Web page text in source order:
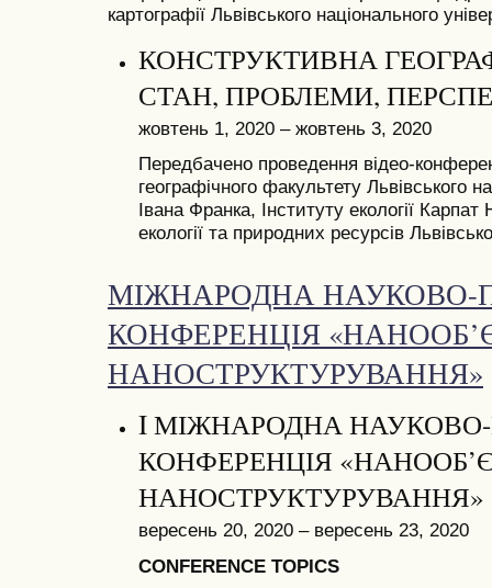
картографії Львівського національного
КОНСТРУКТИВНА
СТАН, ПРОБЛЕМИ,
жовтень 1, 2020 – жовтень 3, 2020
Передбачено проведення відео-
географічного факультету Львівського
Івана Франка, Інституту екології
екології та природних ресурсів
МІЖНАРОДНА НАУКОВО-
КОНФЕРЕНЦІЯ
НАНОСТРУКТУРУВАННЯ»
I МІЖНАРОДНА
КОНФЕРЕНЦІЯ
НАНОСТРУКТУРУВАННЯ»
вересень 20, 2020 – вересень 23, 2020
CONFERENCE TOPICS